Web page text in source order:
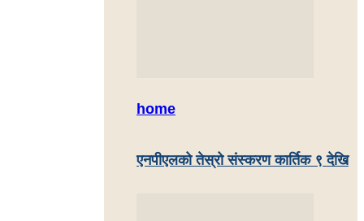
home
एनपीएलको तेस्रो संस्करण कार्तिक ९ देखि